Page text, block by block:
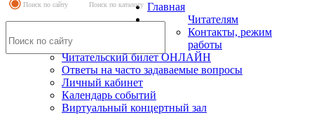
Поиск по сайту Поиск по каталогу Главная
Читателям
Контакты, режим
работы
Читательский билет ОНЛАЙН
Ответы на часто задаваемые вопросы
Личный кабинет
Календарь событий
Виртуальный концертный зал